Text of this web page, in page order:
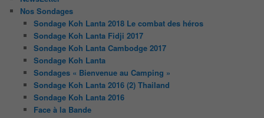
Nos Sondages
Sondage Koh Lanta 2018 Le combat des héros
Sondage Koh Lanta Fidji 2017
Sondage Koh Lanta Cambodge 2017
Sondage Koh Lanta
Sondages « Bienvenue au Camping »
Sondage Koh Lanta 2016 (2) Thailand
Sondage Koh Lanta 2016
Face à la Bande